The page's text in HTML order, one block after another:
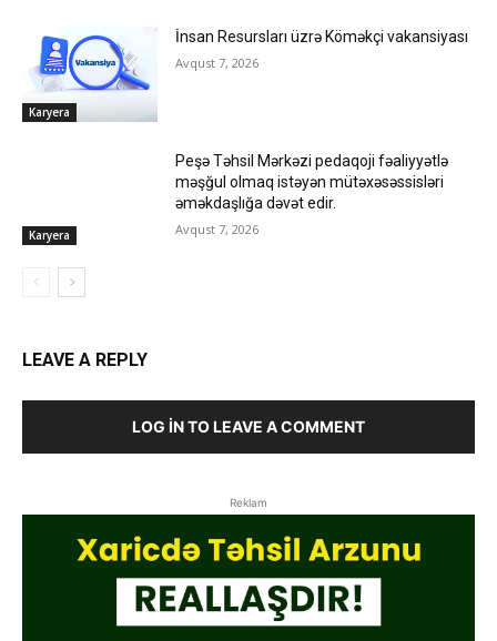
Karyera
İnsan Resursları üzrə Köməkçi vakansiyası
Avqust 7, 2026
Karyera
Peşə Təhsil Mərkəzi pedaqoji fəaliyyətlə
məşğul olmaq istəyən mütəxəsəssisləri
əməkdaşlığa dəvət edir.
Avqust 7, 2026
LEAVE A REPLY
LOG IN TO LEAVE A COMMENT
Reklam